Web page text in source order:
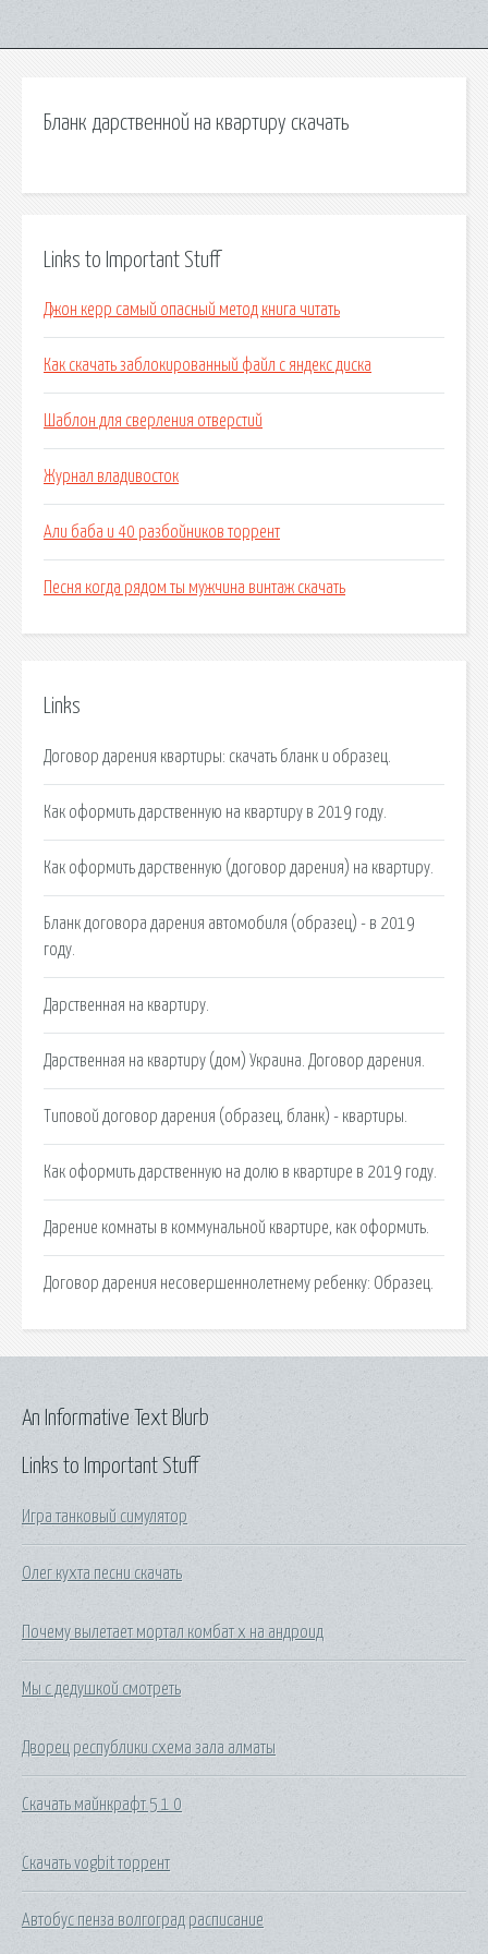
Бланк дарственной на квартиру скачать
Links to Important Stuff
Джон керр самый опасный метод книга читать
Как скачать заблокированный файл с яндекс диска
Шаблон для сверления отверстий
Журнал владивосток
Али баба и 40 разбойников торрент
Песня когда рядом ты мужчина винтаж скачать
Links
Договор дарения квартиры: скачать бланк и образец.
Как оформить дарственную на квартиру в 2019 году.
Как оформить дарственную (договор дарения) на квартиру.
Бланк договора дарения автомобиля (образец) - в 2019
году.
Дарственная на квартиру.
Дарственная на квартиру (дом) Украина. Договор дарения.
Типовой договор дарения (образец, бланк) - квартиры.
Как оформить дарственную на долю в квартире в 2019 году.
Дарение комнаты в коммунальной квартире, как оформить.
Договор дарения несовершеннолетнему ребенку: Образец.
Links to Important Stuff
Игра танковый симулятор
Олег кухта песни скачать
Почему вылетает мортал комбат х на андроид
Мы с дедушкой смотреть
Дворец республики схема зала алматы
Скачать майнкрафт 5 1 0
Скачать vogbit торрент
Автобус пенза волгоград расписание
An Informative Text Blurb